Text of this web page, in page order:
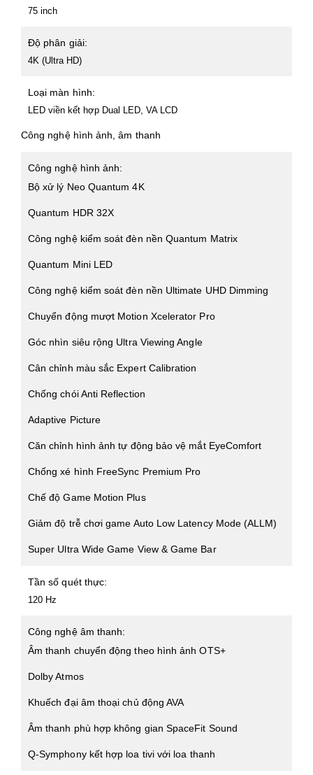
75 inch
Độ phân giải:
4K (Ultra HD)
Loại màn hình:
LED viền kết hợp Dual LED, VA LCD
Công nghệ hình ảnh, âm thanh
Công nghệ hình ảnh:
Bộ xử lý Neo Quantum 4K
Quantum HDR 32X
Công nghệ kiểm soát đèn nền Quantum Matrix
Quantum Mini LED
Công nghệ kiểm soát đèn nền Ultimate UHD Dimming
Chuyển động mượt Motion Xcelerator Pro
Góc nhìn siêu rộng Ultra Viewing Angle
Cân chỉnh màu sắc Expert Calibration
Chống chói Anti Reflection
Adaptive Picture
Căn chỉnh hình ảnh tự động bảo vệ mắt EyeComfort
Chống xé hình FreeSync Premium Pro
Chế độ Game Motion Plus
Giảm độ trễ chơi game Auto Low Latency Mode (ALLM)
Super Ultra Wide Game View & Game Bar
Tần số quét thực:
120 Hz
Công nghệ âm thanh:
Âm thanh chuyển động theo hình ảnh OTS+
Dolby Atmos
Khuếch đại âm thoại chủ động AVA
Âm thanh phù hợp không gian SpaceFit Sound
Q-Symphony kết hợp loa tivi với loa thanh